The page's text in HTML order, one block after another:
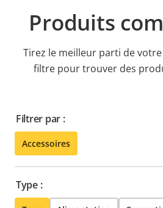
Produits
Tirez le meilleur parti de
filtre pour trouver des
Filtrer par :
Accessoires
Type :